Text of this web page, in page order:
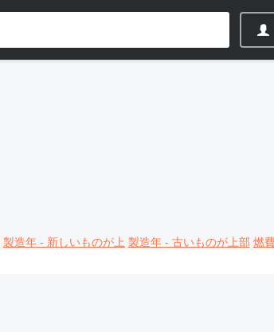
製造年 - 新しいものが上 製造年 - 古いものが上部 燃